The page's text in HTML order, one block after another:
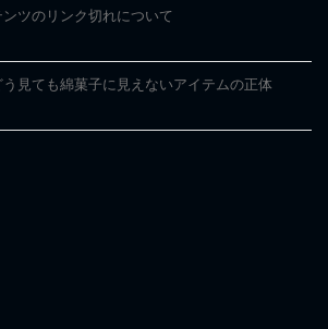
ツのリンク切れについて
う見ても綿菓子に見えないアイテムの正体